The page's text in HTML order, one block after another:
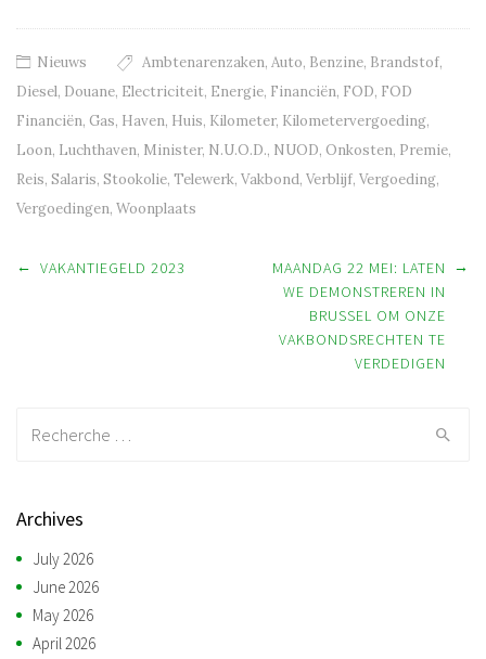
Nieuws Ambtenarenzaken, Auto, Benzine, Brandstof,
Diesel, Douane, Electriciteit, Energie, Financiën, FOD, FOD
Financiën, Gas, Haven, Huis, Kilometer, Kilometervergoeding,
Loon, Luchthaven, Minister, N.U.O.D., NUOD, Onkosten, Premie,
Reis, Salaris, Stookolie, Telewerk, Vakbond, Verblijf, Vergoeding,
Vergoedingen, Woonplaats
Post navigation
← VAKANTIEGELD 2023
MAANDAG 22 MEI: LATEN
WE DEMONSTREREN IN
BRUSSEL OM ONZE
VAKBONDSRECHTEN TE
VERDEDIGEN
→
Archives
July 2026
June 2026
May 2026
April 2026